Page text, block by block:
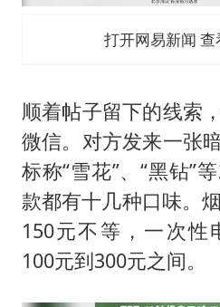
打开网易新闻
顺着帖子留下的线索
微信。对方发来一张
标称“雪花”、“黑钻”
款都有十几种口味。
150元不等，一次性
100元到300元之间。